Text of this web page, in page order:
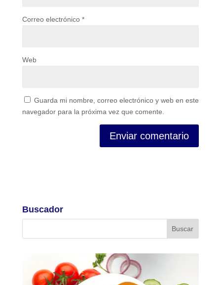
Correo electrónico *
Web
Guarda mi nombre, correo electrónico y web en este
navegador para la próxima vez que comente.
Buscador